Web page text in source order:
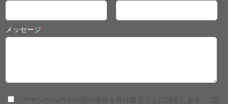
メッセージ*